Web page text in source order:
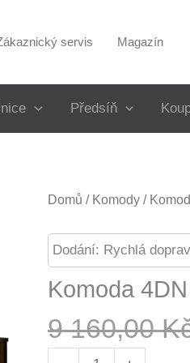
servis Magazín
Předsíň
Domů / Komody /
Dodání: Rychlá
Komoda
9 160,00
Komoda